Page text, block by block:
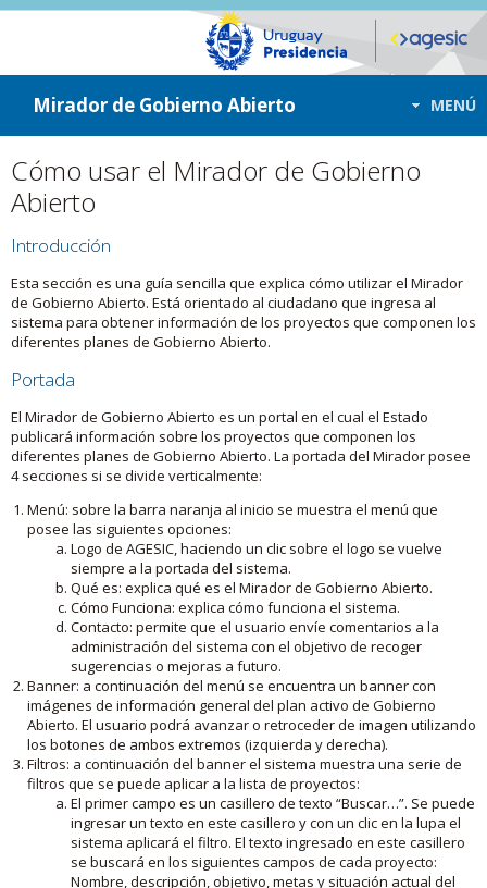
ir a contenido
ir al menú
Mirador de Gobierno Abierto MENÚ
Cómo usar el Mirador de Gobierno
Abierto
Introducción
Esta sección es una guía sencilla que explica cómo utilizar el Mirador
de Gobierno Abierto. Está orientado al ciudadano que ingresa al
sistema para obtener información de los proyectos que componen los
diferentes planes de Gobierno Abierto.
Portada
El Mirador de Gobierno Abierto es un portal en el cual el Estado
publicará información sobre los proyectos que componen los
diferentes planes de Gobierno Abierto. La portada del Mirador posee
4 secciones si se divide verticalmente:
Menú: sobre la barra naranja al inicio se muestra el menú que
posee las siguientes opciones:
Logo de AGESIC, haciendo un clic sobre el logo se vuelve
siempre a la portada del sistema.
Qué es: explica qué es el Mirador de Gobierno Abierto.
Cómo Funciona: explica cómo funciona el sistema.
Contacto: permite que el usuario envíe comentarios a la
administración del sistema con el objetivo de recoger
sugerencias o mejoras a futuro.
Banner: a continuación del menú se encuentra un banner con
imágenes de información general del plan activo de Gobierno
Abierto. El usuario podrá avanzar o retroceder de imagen utilizando
los botones de ambos extremos (izquierda y derecha).
Filtros: a continuación del banner el sistema muestra una serie de
filtros que se puede aplicar a la lista de proyectos:
El primer campo es un casillero de texto “Buscar…”. Se puede
ingresar un texto en este casillero y con un clic en la lupa el
sistema aplicará el filtro. El texto ingresado en este casillero
se buscará en los siguientes campos de cada proyecto:
Nombre, descripción, objetivo, metas y situación actual del